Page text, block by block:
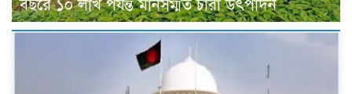
বছরে ১০ লাখ পর্যন্ত মানসম্মত চারা উৎপাদন